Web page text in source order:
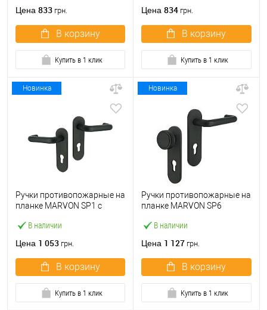
Цена 833 грн.
В корзину
Купить в 1 клик
Цена 834 грн.
В корзину
Купить в 1 клик
Новинка
В наличии
Ручки противопожарные на
планке MARVON SP1 с
нажимная 72 мм черный
Цена 1 053 грн.
В корзину
Купить в 1 клик
Новинка
В наличии
Ручки противопожарные на
планке MARVON SP6
72 мм черный матовый
Цена 1 127 грн.
В корзину
Купить в 1 клик